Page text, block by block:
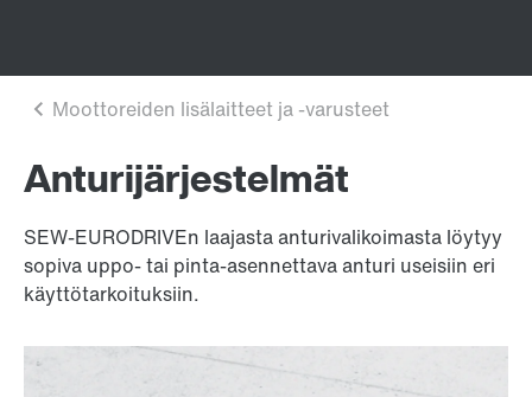
Anturijärjestelmät
SEW-EURODRIVEn laajasta anturivalikoimasta löytyy
sopiva uppo- tai pinta-asennettava anturi useisiin eri
käyttötarkoituksiin.